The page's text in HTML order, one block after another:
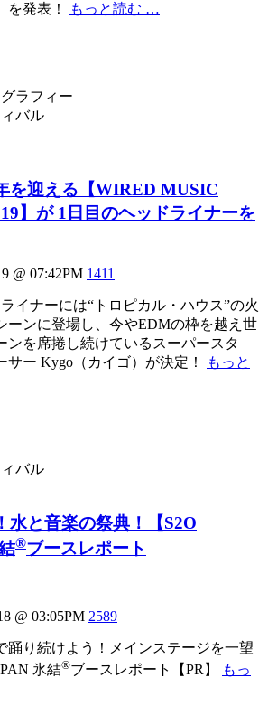
を発表！
もっと読む …
ラフィー
バル
を迎える【WIRED MUSIC
】が 1日目のヘッドライナーを
@ 07:42PM 1411
イナーには“トロピカル・ハウス”の火
ーンに登場し、今やEDMの枠を越え世
ンを席捲し続けているスーパースタ
サー Kygo（カイゴ）が決定！
もっと
バル
水と音楽の祭典！【S2O
®ブースレポート
@ 03:05PM 2589
踊り続けよう！メインステージを一望
氷結®ブースレポート【PR】
もっ